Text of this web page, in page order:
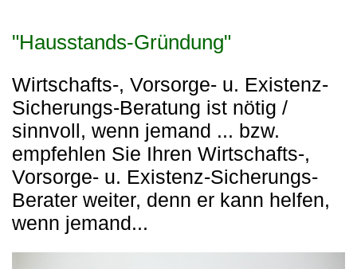
"Hausstands-Gründung"
Wirtschafts-, Vorsorge- u. Existenz-
Sicherungs-Beratung ist nötig /
sinnvoll, wenn jemand ... bzw.
empfehlen Sie Ihren Wirtschafts-,
Vorsorge- u. Existenz-Sicherungs-
Berater weiter, denn er kann helfen,
wenn jemand...